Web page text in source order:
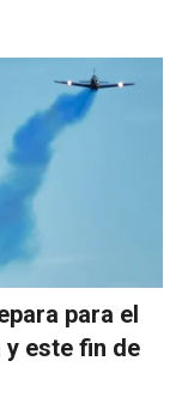
para el
y este fin de